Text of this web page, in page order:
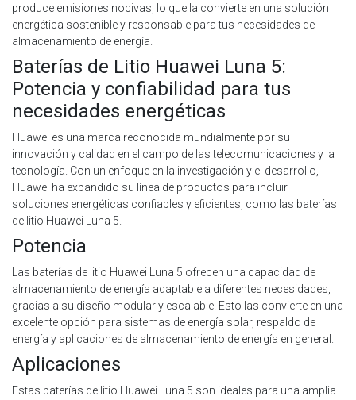
produce emisiones nocivas, lo que la convierte en una solución
energética sostenible y responsable para tus necesidades de
almacenamiento de energía.
Baterías de Litio Huawei Luna 5:
Potencia y confiabilidad para tus
necesidades energéticas
Huawei es una marca reconocida mundialmente por su
innovación y calidad en el campo de las telecomunicaciones y la
tecnología. Con un enfoque en la investigación y el desarrollo,
Huawei ha expandido su línea de productos para incluir
soluciones energéticas confiables y eficientes, como las baterías
de litio Huawei Luna 5.
Potencia
Las baterías de litio Huawei Luna 5 ofrecen una capacidad de
almacenamiento de energía adaptable a diferentes necesidades,
gracias a su diseño modular y escalable. Esto las convierte en una
excelente opción para sistemas de energía solar, respaldo de
energía y aplicaciones de almacenamiento de energía en general.
Aplicaciones
Estas baterías de litio Huawei Luna 5 son ideales para una amplia